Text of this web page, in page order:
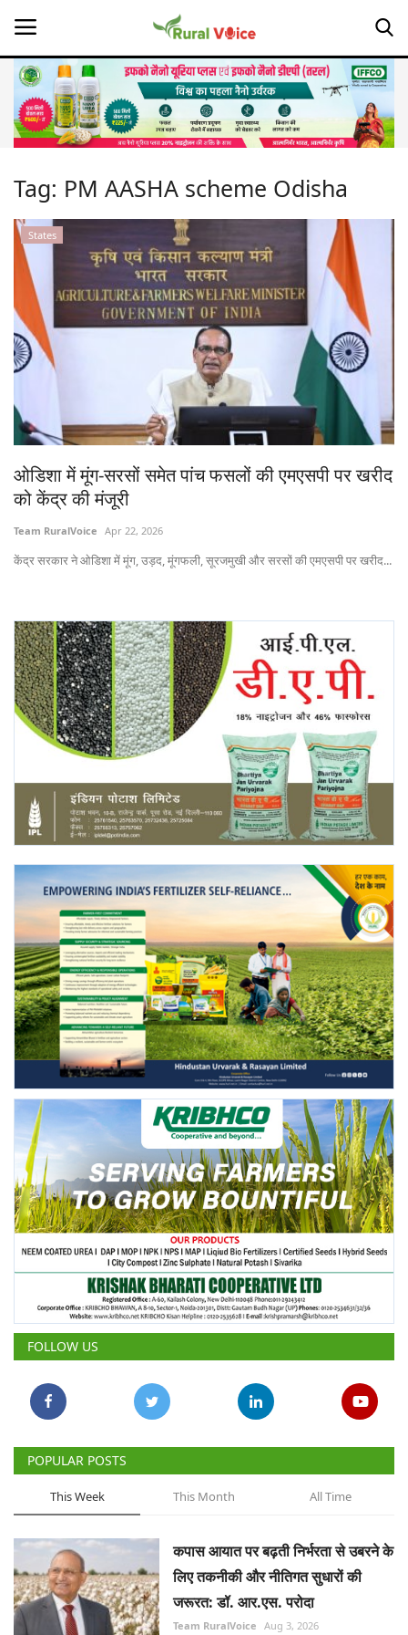
Home
About Us
Leadership Profiles
Opinion
Politics
States
Events
Agribusiness
Agritech
Cooperatives
International
Rural Dialogue
Ground Report
Rural Connect
Gallery
National
Latest News
Agriculture Conclave and NACOF
Awards 2022
Agri Start-Ups
Language
English Hindi
Tag: PM AASHA scheme Odisha
States
ओडिशा में मूंग-सरसों समेत पांच फसलों की एमएसपी पर खरीद
को केंद्र की मंजूरी
Team RuralVoice Apr 22, 2026
केंद्र सरकार ने ओडिशा में मूंग, उड़द, मूंगफली, सूरजमुखी और सरसों की एमएसपी पर खरीद...
FOLLOW US
POPULAR POSTS
This Week This Month All Time
कपास आयात पर बढ़ती निर्भरता से उबरने के
लिए तकनीकी और नीतिगत सुधारों की
जरूरत: डॉ. आर.एस. परोदा
Team RuralVoice Aug 3, 2026